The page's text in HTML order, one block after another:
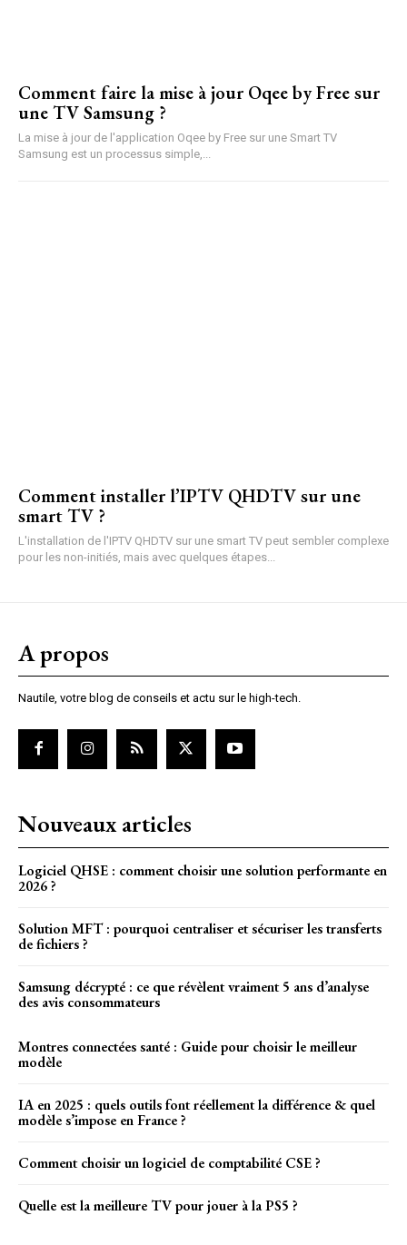
Comment faire la mise à jour Oqee by Free sur
une TV Samsung ?
La mise à jour de l'application Oqee by Free sur une Smart TV
Samsung est un processus simple,...
Comment installer l’IPTV QHDTV sur une
smart TV ?
L'installation de l'IPTV QHDTV sur une smart TV peut sembler complexe
pour les non-initiés, mais avec quelques étapes...
A propos
Nautile, votre blog de conseils et actu sur le high-tech.
Nouveaux articles
Logiciel QHSE : comment choisir une solution performante en
2026 ?
Solution MFT : pourquoi centraliser et sécuriser les transferts
de fichiers ?
Samsung décrypté : ce que révèlent vraiment 5 ans d’analyse
des avis consommateurs
Montres connectées santé : Guide pour choisir le meilleur
modèle
IA en 2025 : quels outils font réellement la différence & quel
modèle s’impose en France ?
Comment choisir un logiciel de comptabilité CSE ?
Quelle est la meilleure TV pour jouer à la PS5 ?